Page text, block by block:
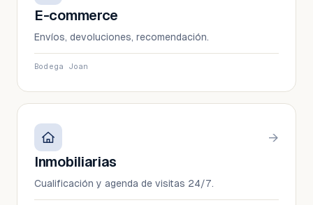
E-commerce
Envíos, devoluciones, recomendación.
Bodega Joan
→
Inmobiliarias
Cualificación y agenda de visitas 24/7.